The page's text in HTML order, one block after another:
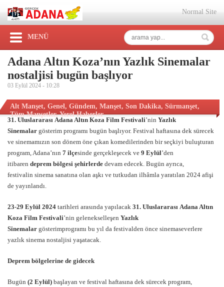
Normal Site
MENÜ
Adana Altın Koza’nın Yazlık Sinemalar
nostaljisi bugün başlıyor
03 Eylül 2024 - 10:28
Alt Manşet, Genel, Gündem, Manşet, Son Dakika, Sürmanşet,
Tüm Manşetler,Yerel Haberler
31. Uluslararası Adana Altın Koza Film Festivali’nin Yazlık
Sinemalar gösterim programı bugün başlıyor. Festival haftasına dek sürecek
ve sinemamızın son dönem öne çıkan komedilerinden bir seçkiyi buluşturan
program, Adana’nın 7 ilçesinde gerçekleşecek ve 9 Eylül’den
itibaren deprem bölgesi şehirlerde devam edecek. Bugün ayrıca,
festivalin sinema sanatına olan aşkı ve tutkudan ilhâmla yaratılan 2024 afişi
de yayınlandı.
23-29 Eylül 2024 tarihleri arasında yapılacak 31. Uluslararası Adana Altın
Koza Film Festivali’nin gelenekselleşen Yazlık
Sinemalar gösterimprogramı bu yıl da festivalden önce sinemaseverlere
yazlık sinema nostaljisi yaşatacak.
Deprem bölgelerine de gidecek
Bugün (2 Eylül) başlayan ve festival haftasına dek sürecek program,